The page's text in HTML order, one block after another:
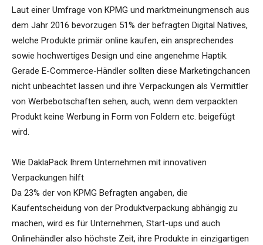
Laut einer Umfrage von KPMG und marktmeinungmensch aus
dem Jahr 2016 bevorzugen 51% der befragten Digital Natives,
welche Produkte primär online kaufen, ein ansprechendes
sowie hochwertiges Design und eine angenehme Haptik.
Gerade E-Commerce-Händler sollten diese Marketingchancen
nicht unbeachtet lassen und ihre Verpackungen als Vermittler
von Werbebotschaften sehen, auch, wenn dem verpackten
Produkt keine Werbung in Form von Foldern etc. beigefügt
wird.
Wie DaklaPack Ihrem Unternehmen mit innovativen
Verpackungen hilft
Da 23% der von KPMG Befragten angaben, die
Kaufentscheidung von der Produktverpackung abhängig zu
machen, wird es für Unternehmen, Start-ups und auch
Onlinehändler also höchste Zeit, ihre Produkte in einzigartigen